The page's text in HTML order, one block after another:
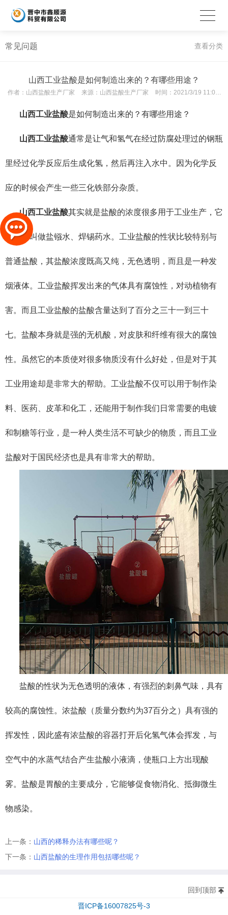
常见问题 查看分类
山西工业盐酸是如何制造出来的？有哪些用途？
作者： 山西盐酸生产厂家 来源： 山西盐酸生产厂家 时间： 2021/3/19 11:06:40
山西工业盐酸是如何制造出来的？有哪些用途？
山西工业盐酸通常是让气和氢气在经过防腐处理过的钢瓶
里经过化学反应后生成化氢，然后再注入水中。因为化学反
应的时候会产生一些三化铁部分杂质。
山西工业盐酸其实就是盐酸的浓度很多用于工业生产，它
的别名叫做盐镪水、焊锡药水。工业盐酸的性状比较特别与
普通盐酸，其盐酸浓度既高又纯，无色透明，而且是一种发
烟液体。工业盐酸挥发出来的气体具有腐蚀性，对动植物有
害。而且工业盐酸的盐酸含量达到了百分之三十一到三十
七。盐酸本身就是强的无机酸，对皮肤和纤维有很大的腐蚀
性。虽然它的本质使对很多物质没有什么好处，但是对于其
工业用途却是非常大的帮助。工业盐酸不仅可以用于制作染
料、医药、皮革和化工，还能用于制作我们日常需要的电镀
和制糖等行业，是一种人类生活不可缺少的物质，而且工业
盐酸对于国民经济也是具有非常大的帮助。
盐酸的性状为无色透明的液体，有强烈的刺鼻气味，具有
较高的腐蚀性。浓盐酸（质量分数约为37百分之）具有强的
挥发性，因此盛有浓盐酸的容器打开后化氢气体会挥发，与
空气中的水蒸气结合产生盐酸小液滴，使瓶口上方出现酸
雾。盐酸是胃酸的主要成分，它能够促食物消化、抵御微生
物感染。
上一条： 山西的稀释办法有哪些呢？
下一条： 山西盐酸的生理作用包括哪些呢？
回到顶部
晋ICP备16007825号-3